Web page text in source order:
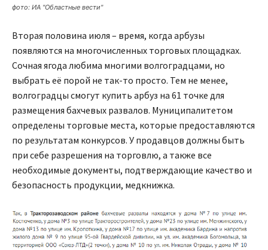
фото: ИА "Областные вести"
Вторая половина июля – время, когда арбузы
появляются на многочисленных торговых площадках.
Сочная ягода любима многими волгоградцами, но
выбрать её порой не так-то просто. Тем не менее,
волгоградцы смогут купить арбуз на 61 точке для
размещения бахчевых развалов. Муниципалитетом
определены торговые места, которые предоставляются
по результатам конкурсов. У продавцов должны быть
при себе разрешения на торговлю, а также все
необходимые документы, подтверждающие качество и
безопасность продукции, медкнижка.